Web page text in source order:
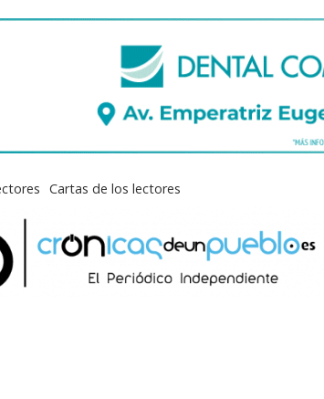
Cartas de los lectores